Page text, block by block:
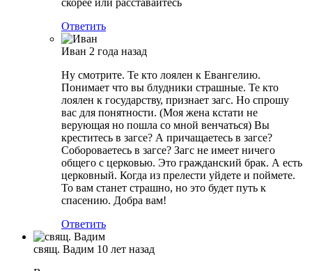
скорее или расставайтесь
Ответить
Иван 2 года назад
Ну смотрите. Те кто лоялен к Евангелию.
Понимает что вы блудники страшные. Те кто
лоялен к государству, признает загс. Но спрошу
вас для понятности. (Моя жена кстати не
верующая но пошла со мной венчаться) Вы
креститесь в загсе? А причащаетесь в загсе?
Собороваетесь в загсе? Загс не имеет ничего
общего с церковью. Это гражданский брак. А есть
церковный. Когда из прелести уйдете и поймете.
То вам станет страшно, но это будет путь к
спасению. Добра вам!
Ответить
свящ. Вадим 10 лет назад